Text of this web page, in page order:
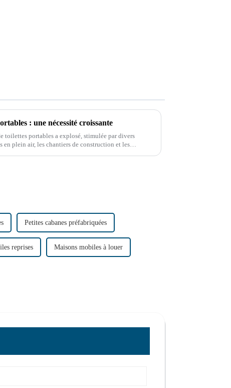
: une nécessité croissante
toilettes portables a explosé, stimulée par divers
en plein air, les chantiers de construction et les
Petites cabanes préfabriquées
reprises Maisons mobiles à louer